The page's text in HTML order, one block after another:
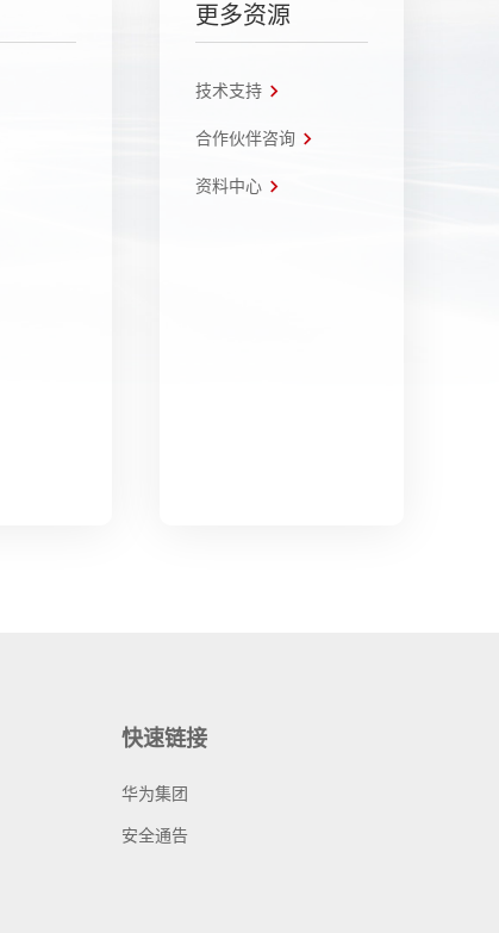
更多资源
技术支持
合作伙伴咨询
资料中心
快速链接
华为集团
安全通告